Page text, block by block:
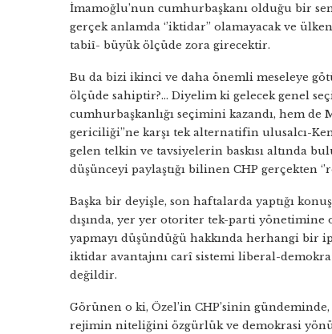
İmamoğlu’nun cumhurbaşkanı olduğu bir
gerçek anlamda ‘’iktidar’’ olamayacak ve
tabiî- büyük ölçüde zora girecektir.
Bu da bizi ikinci ve daha önemli meseleye
ölçüde sahiptir?… Diyelim ki gelecek genel
cumhurbaşkanlığı seçimini kazandı, hem de
gericiliği’’ne karşı tek alternatifin ulusalcı-
gelen telkin ve tavsiyelerin baskısı altında
düşünceyi paylaştığı bilinen CHP gerçekten
Başka bir deyişle, son haftalarda yaptığı
dışında, yer yer otoriter tek-parti
yapmayı düşündüğü hakkında herhangi bir
iktidar avantajını carî sistemi liberal-
değildir.
Görünen o ki, Özel’in CHP’sinin
rejimin niteliğini özgürlük ve demokrasi